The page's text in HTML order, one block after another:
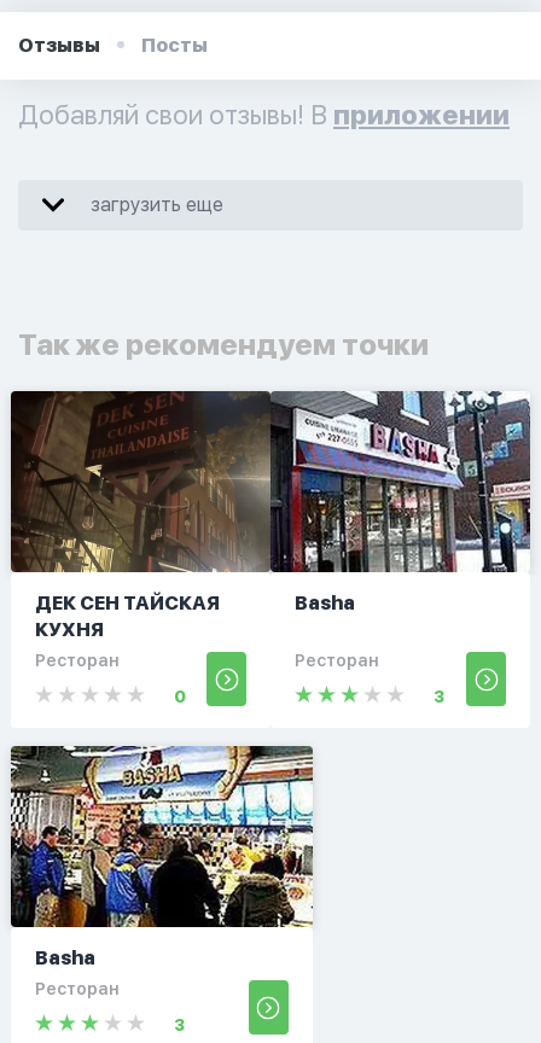
Отзывы Посты
Добавляй свои отзывы! В приложении
загрузить еще
Так же рекомендуем точки
ДЕК СЕН ТАЙСКАЯ
КУХНЯ
Ресторан
0
Basha
Ресторан
3
Basha
Ресторан
3